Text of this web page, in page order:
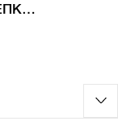
«CHEREPKOVA | А.ЧЕРЕПКОВА»